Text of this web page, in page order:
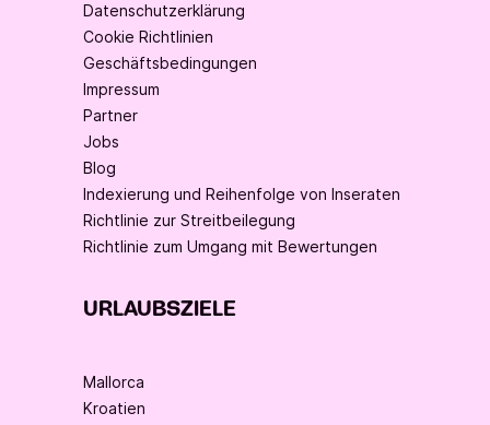
Datenschutzerklärung
Cookie Richtlinien
Geschäftsbedingungen
Impressum
Partner
Jobs
Blog
Indexierung und Reihenfolge von Inseraten
Richtlinie zur Streitbeilegung
Richtlinie zum Umgang mit Bewertungen
URLAUBSZIELE
Mallorca
Kroatien